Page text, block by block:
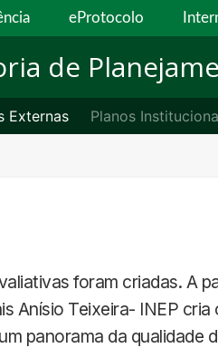
eProtocolo
de
Externas Planos
foram criadas. A
Anísio Teixeira- INEP cria
panorama da qualidade